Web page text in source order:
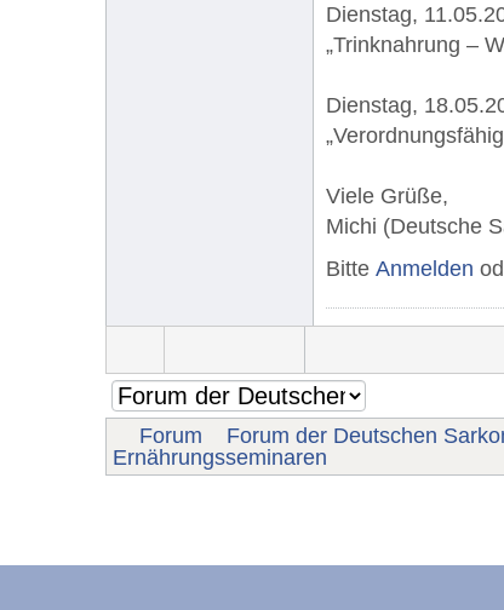
Dienstag,
„Trinknahrung –
Dienstag,
Viele Grüße,
Michi (Deutsche
Bitte Anmelden
Forum Forum der Deutschen
Ernährungsseminaren